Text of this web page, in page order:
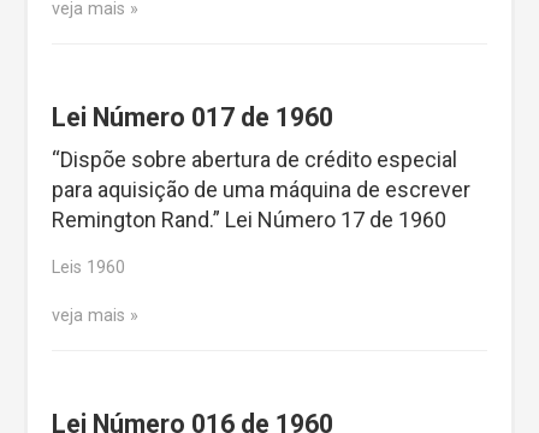
veja mais
Lei Número 017 de 1960
“Dispõe sobre abertura de crédito especial
para aquisição de uma máquina de escrever
Remington Rand.” Lei Número 17 de 1960
Leis 1960
veja mais
Lei Número 016 de 1960